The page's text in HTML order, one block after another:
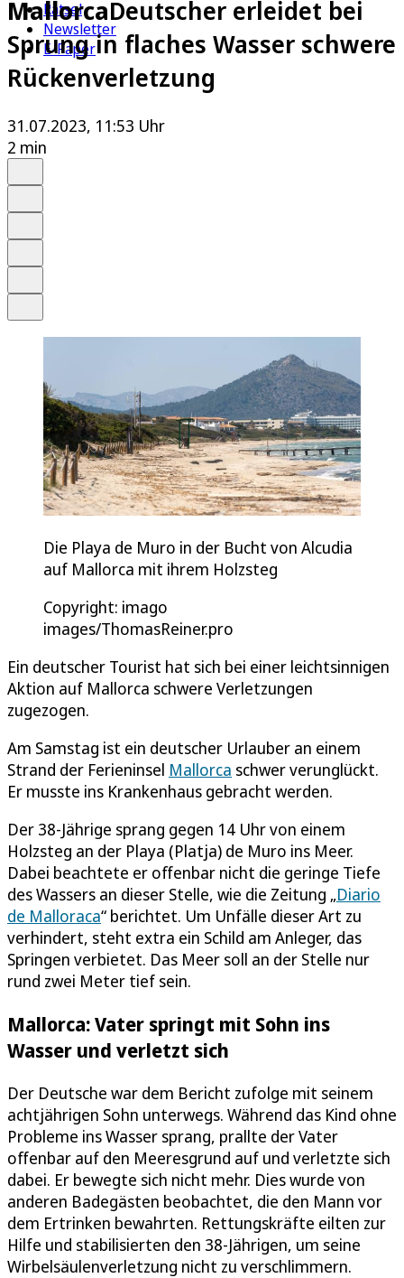
Rätsel
Newsletter
E-Paper
MallorcaDeutscher erleidet bei
Sprung in flaches Wasser schwere
Rückenverletzung
31.07.2023, 11:53 Uhr
2 min
Die Playa de Muro in der Bucht von Alcudia
auf Mallorca mit ihrem Holzsteg
Copyright: imago
images/ThomasReiner.pro
Ein deutscher Tourist hat sich bei einer leichtsinnigen
Aktion auf Mallorca schwere Verletzungen
zugezogen.
Am Samstag ist ein deutscher Urlauber an einem
Strand der Ferieninsel Mallorca schwer verunglückt.
Er musste ins Krankenhaus gebracht werden.
Der 38-Jährige sprang gegen 14 Uhr von einem
Holzsteg an der Playa (Platja) de Muro ins Meer.
Dabei beachtete er offenbar nicht die geringe Tiefe
des Wassers an dieser Stelle, wie die Zeitung „Diario
de Malloraca“ berichtet. Um Unfälle dieser Art zu
verhindert, steht extra ein Schild am Anleger, das
Springen verbietet. Das Meer soll an der Stelle nur
rund zwei Meter tief sein.
Mallorca: Vater springt mit Sohn ins
Wasser und verletzt sich
Der Deutsche war dem Bericht zufolge mit seinem
achtjährigen Sohn unterwegs. Während das Kind ohne
Probleme ins Wasser sprang, prallte der Vater
offenbar auf den Meeresgrund auf und verletzte sich
dabei. Er bewegte sich nicht mehr. Dies wurde von
anderen Badegästen beobachtet, die den Mann vor
dem Ertrinken bewahrten. Rettungskräfte eilten zur
Hilfe und stabilisierten den 38-Jährigen, um seine
Wirbelsäulenverletzung nicht zu verschlimmern.